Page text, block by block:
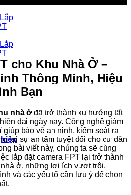
cho Khu Nhà Ở –
Thông Minh, Hiệu
Bạn
nhà ởđã trở thành xu hướng tất
đại ngày nay. Công nghệ giám
giúp bảo vệ an ninh, kiểm soát ra
lại sự an tâm tuyệt đối cho cư dân
bài viết này, chúng ta sẽ cùng
lắp đặt camera FPT lại trở thành
ở, những lợi ích vượt trội,
và các yếu tố cần lưu ý để chọn